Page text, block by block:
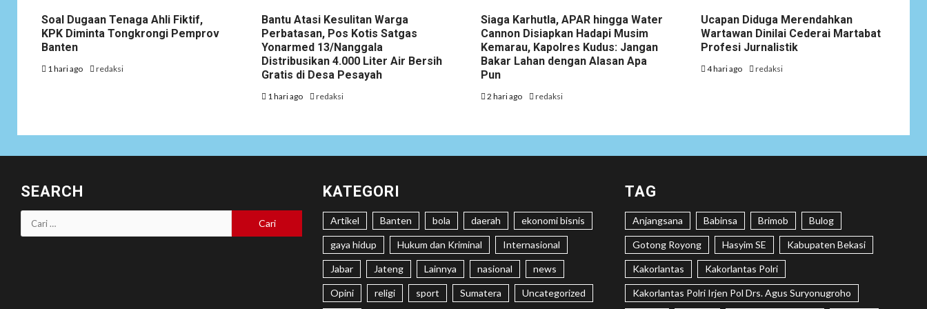
NEWS
Soal Dugaan
KPK Diminta
13/Nanggala
Distribusikan 4.000
Liter Air Bersih
Gratis di Desa
Pesayah
NEWS
Soal Dugaan Tenaga Ahli Fiktif,
KPK Diminta Tongkrongi Pemprov
Banten
1 hari ago redaksi
Bantu Atasi Kesulitan Warga
Perbatasan, Pos Kotis Satgas
Yonarmed 13/Nanggala
Distribusikan 4.000 Liter Air Bersih
Gratis di Desa Pesayah
1 hari ago redaksi
Siaga Karhutla, APAR hingga Water
Cannon Disiapkan Hadapi Musim
Kemarau, Kapolres Kudus: Jangan
Bakar Lahan dengan Alasan Apa
Pun
2 hari ago redaksi
Ucapan Diduga Merendahkan
Wartawan Dinilai Cederai Martabat
Profesi Jurnalistik
4 hari ago redaksi
SEARCH
Cari
untuk:
KATEGORI
Artikel Banten bola daerah ekonomi bisnis
gaya hidup Hukum dan Kriminal Internasional
Jabar Jateng Lainnya nasional news
Opini religi sport Sumatera Uncategorized
TAG
Anjangsana Babinsa Brimob Bulog
Gotong Royong Hasyim SE Kabupaten Bekasi
Kakorlantas Kakorlantas Polri
Kakorlantas Polri Irjen Pol Drs. Agus Suryonugroho